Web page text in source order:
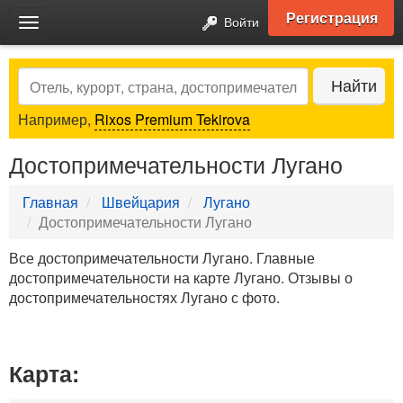
Toggle
navigation
Войти Регистрация
Search Найти
Например, Rixos Premium Tekirova
Достопримечательности Лугано
Главная Швейцария
Лугано
Достопримечательности Лугано
Все достопримечательности Лугано. Главные
достопримечательности на карте Лугано. Отзывы о
достопримечательностях Лугано с фото.
Карта: